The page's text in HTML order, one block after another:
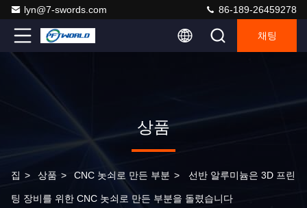
lyn@7-swords.com 86-189-26459278
채팅
상품
집 > 상품 > CNC 놋쇠로 만든 부분 > 선반 알루미늄은 3D 프린
팅 장비를 위한 CNC 놋쇠로 만든 부분을 돌렸습니다